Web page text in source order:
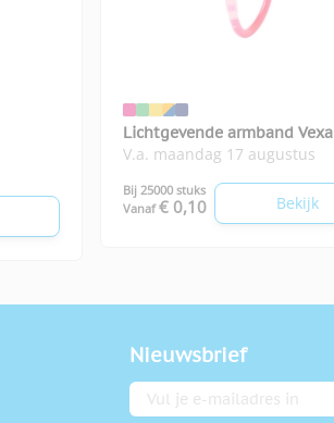
Lichtgevende armband Vexa
V.a. maandag 17 augustus
Bij 25000 stuks
Vanaf € 0,10 Bekijk
Nieuwsbrief
E-mailadres